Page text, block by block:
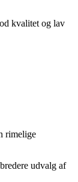
kvalitet og lav
rimelige
udvalg af